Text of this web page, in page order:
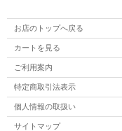
お店のトップへ戻る
カートを見る
ご利用案内
特定商取引法表示
個人情報の取扱い
サイトマップ